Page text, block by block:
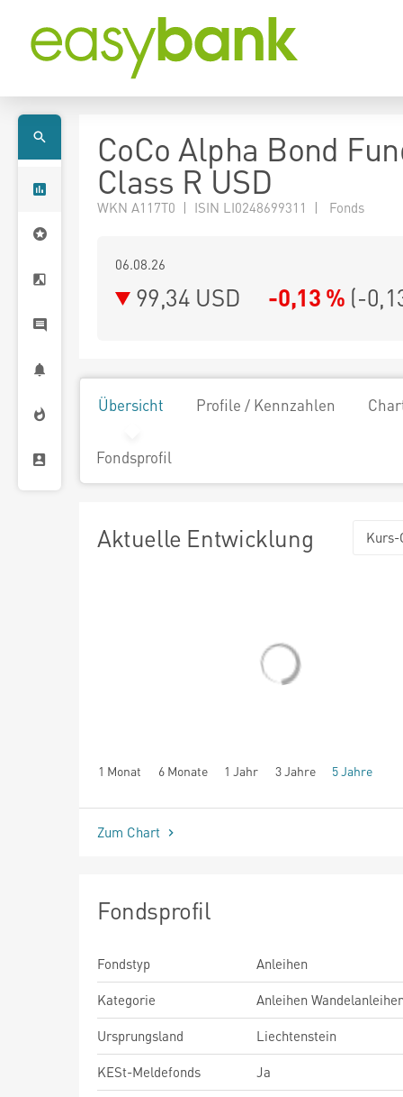
CoCo Alpha Bond
Class R USD
WKN A117T0 | ISIN LI0248699311 | Fonds
06.08.26
99,34 USD -0,13 % (-
Übersicht Profile / Kennzahlen
Fondsprofil
Aktuelle Entwicklung Kurs-
1 Monat 6 Monate 1 Jahr 3 Jahre 5 Jahre
seit Beginn
Zum Chart
Fondsprofil
Fondstyp
Anleihen
Kategorie
Anleihen
Ursprungsland
Liechtenstein
KESt-Meldefonds
Ja